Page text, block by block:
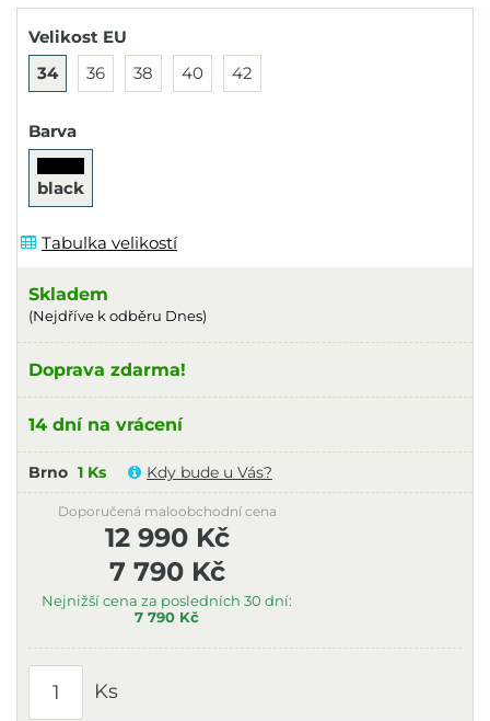
Velikost EU
34
36 38 40 42
Barva
black
Tabulka velikostí
Skladem
(Nejdříve k odběru Dnes)
Doprava zdarma!
14 dní na vrácení
Brno 1 Ks Kdy bude u Vás?
7 790 Kč
Nejnižší cena za posledních 30 dní:
7 790 Kč
Doporučená maloobchodní cena
12 990 Kč
Ks